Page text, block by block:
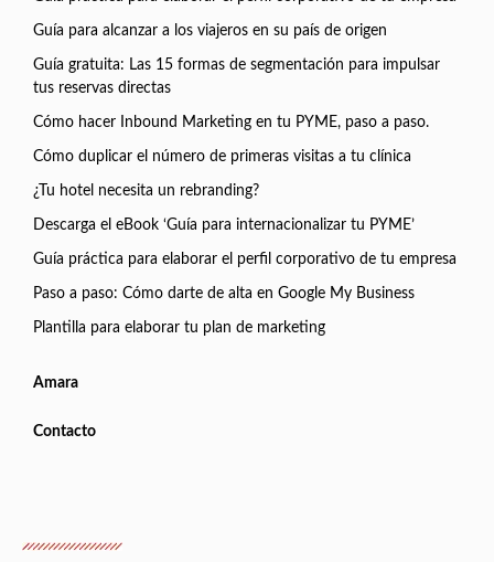
Guía para alcanzar a los viajeros en su país de origen
Guía gratuita: Las 15 formas de segmentación para impulsar
tus reservas directas
Cómo hacer Inbound Marketing en tu PYME, paso a paso.
Cómo duplicar el número de primeras visitas a tu clínica
¿Tu hotel necesita un rebranding?
Descarga el eBook ‘Guía para internacionalizar tu PYME’
Guía práctica para elaborar el perfil corporativo de tu empresa
Paso a paso: Cómo darte de alta en Google My Business
Plantilla para elaborar tu plan de marketing
Amara
Contacto